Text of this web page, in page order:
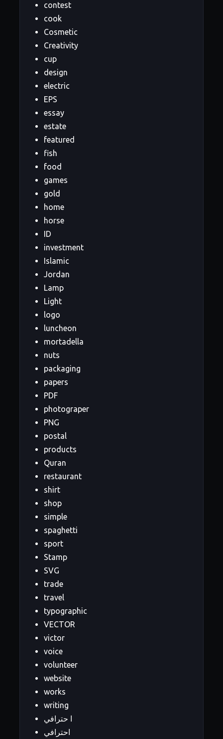
contest
cook
Cosmetic
Creativity
cup
design
electric
EPS
essay
estate
featured
fish
food
games
gold
home
horse
ID
investment
Islamic
Jordan
Lamp
Light
logo
luncheon
mortadella
nuts
packaging
papers
PDF
photograper
PNG
postal
products
Quran
restaurant
shirt
shop
simple
spaghetti
sport
Stamp
SVG
trade
travel
typographic
VECTOR
victor
voice
volunteer
website
works
writing
ا حترافي
احترافي